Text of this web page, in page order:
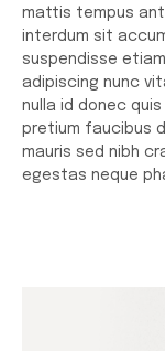
mattis tempus
interdum sit
suspendisse
adipiscing nunc
nulla id donec
pretium faucibus
mauris sed nibh
egestas neque